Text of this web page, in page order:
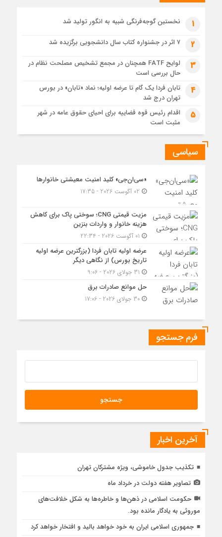
1 هفته قبل
حل موانع صادرات برق
1 نخستین گوجه‌فرنگی شبیه به انگور تولید شد
2 ۷ اثر در جشنواره کتاب سال دانشجویی برگزیده شد
3
لوایح FATF همچنان در مجمع تشخیص مصلحت نظام در
حال بررسی است
4
تابان فردا یک گام تا عرضه اولیه؛ نماد «تابان» در بورس
تهران درج شد
5
اقدام رئیس قوه قضاییه برای احیای حقوق عامه در شهر
مثبت است
سیاسی
«سی‌ان‌جی» کلید امنیت معیشتی خانوارها
مزیت قیمتی CNG؛ سوختی پاک برای کاهش
هزینه خانوار و واردات بنزین
عرضه اولیه تابان فردا (بزرگترین عرضه اولیه
تاریخ بورس) از نگاهی دیگر
حل موانع صادرات برق
30 جولای 2026 - 17:06
فرم جستجو
آخرین اخبار
تکذیب جدول خاموشی، ویژه مشترکان تهران
تصاویر هفته دولت در خرداد ماه
حکومت اسلامی در ذهن‌ها و خاطره‌ها به شکل خلافت‌های
موروثی به یادگار مانده بود.
جمهوری اسلامی ایران به خود خواهد بالید و افتخار خواهد کرد